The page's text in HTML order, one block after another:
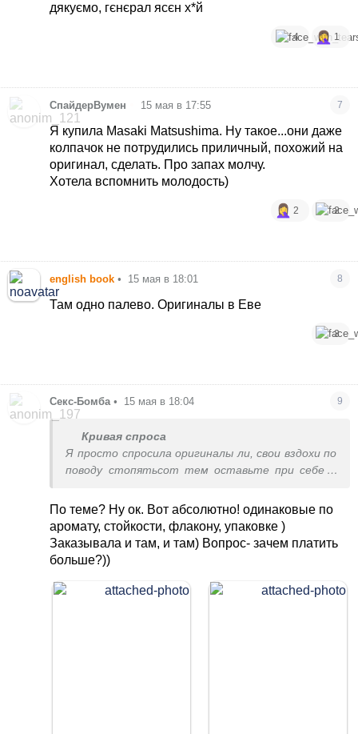
дякуємо, гєнєрал ясєн х*й
4 1
СпайдерВумен 15 мая в 17:55 7
Я купила Masaki Matsushima. Ну такое...они даже
колпачок не потрудились приличный, похожий на
оригинал, сделать. Про запах молчу.
Хотела вспомнить молодость)
2 2
english book • 15 мая в 18:01 8
Там одно палево. Оригиналы в Еве
3
Секс-Бомба • 15 мая в 18:04 9
Кривая спроса
Я просто спросила оригиналы ли, свои вздохи по
поводу стопятьсот тем оставьте при себе и
По теме? Ну ок. Вот абсолютно! одинаковые по
аромату, стойкости, флакону, упаковке )
Заказывала и там, и там) Вопрос- зачем платить
больше?))